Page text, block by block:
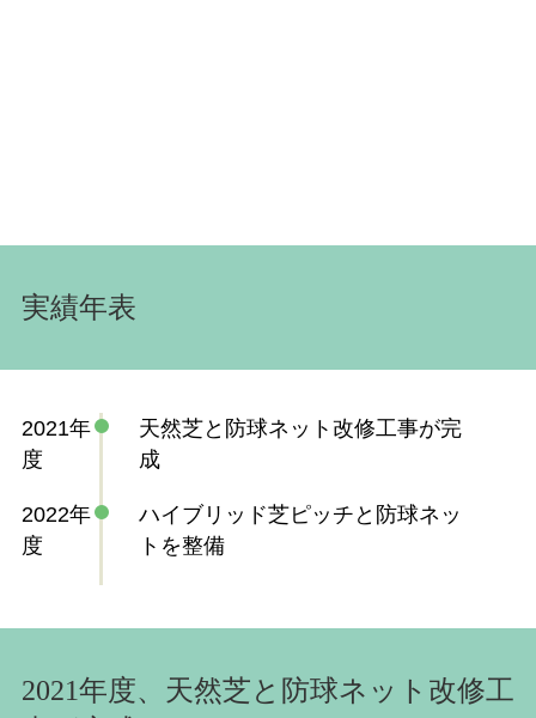
実績年表
2021年
度
天然芝と防球ネット改修工事が完
成
2022年
度
ハイブリッド芝ピッチと防球ネッ
トを整備
2021年度、天然芝と防球ネット改修工